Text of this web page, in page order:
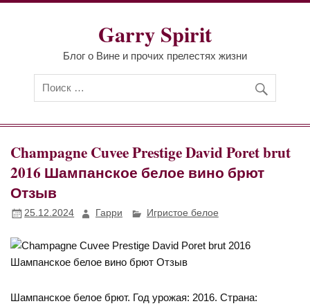
Перейти
Garry Spirit
Блог о Вине и прочих прелестях жизни
Champagne Cuvee Prestige David Poret brut
2016 Шампанское белое вино брют
Отзыв
25.12.2024 Гарри Игристое белое
Шампанское белое брют. Год урожая: 2016. Страна: